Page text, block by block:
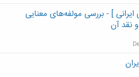
] - بررسی مولفه‌های معنایی
نقد آن